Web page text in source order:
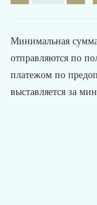
Минимальная сумма
отправляются по
платежом по
выставляется за